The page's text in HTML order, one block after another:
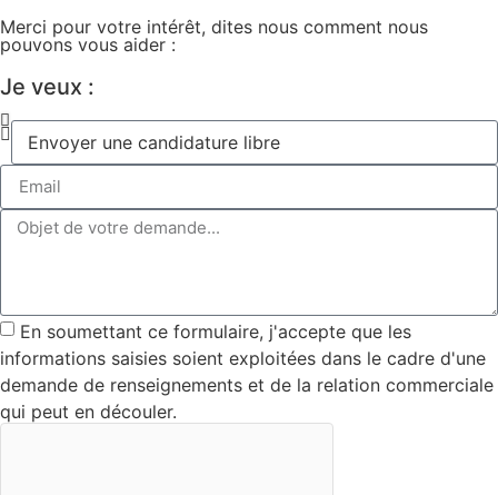
Merci pour votre intérêt, dites nous comment nous
pouvons vous aider :
Je veux :
En soumettant ce formulaire, j'accepte que les
informations saisies soient exploitées dans le cadre d'une
demande de renseignements et de la relation commerciale
qui peut en découler.